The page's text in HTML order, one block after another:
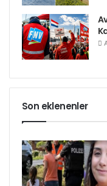
Son eklenenler